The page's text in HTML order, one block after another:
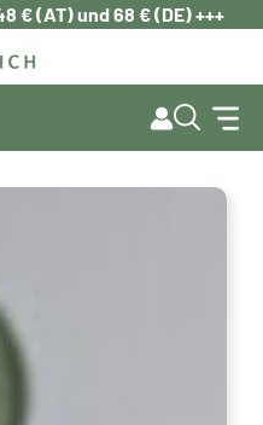
€ (AT) und 68 € (DE) +++